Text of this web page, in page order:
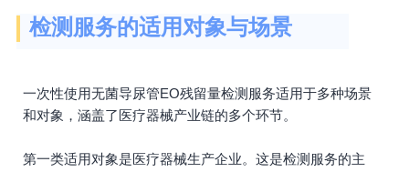
检测服务的适用对象与场景
一次性使用无菌导尿管EO残留量检测服务适用于多种场景
和对象，涵盖了医疗器械产业链的多个环节。
第一类适用对象是医疗器械生产企业。这是检测服务的主